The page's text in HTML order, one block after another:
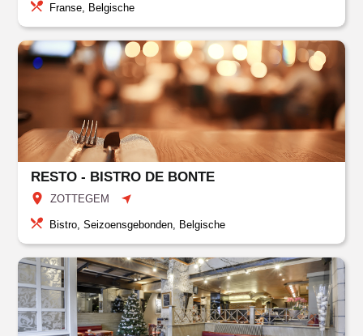
Franse, Belgische
RESTO - BISTRO DE BONTE
ZOTTEGEM
Bistro, Seizoensgebonden, Belgische